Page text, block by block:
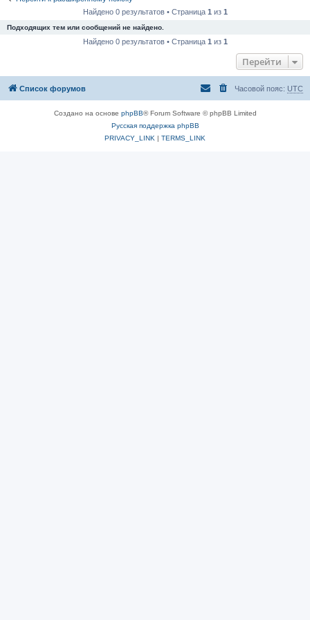
Найдено 0 результатов • Страница 1 из 1
Подходящих тем или сообщений не найдено.
Найдено 0 результатов • Страница 1 из 1
Перейти
Список форумов Часовой пояс: UTC
Создано на основе phpBB® Forum Software © phpBB Limited
Русская поддержка phpBB
PRIVACY_LINK | TERMS_LINK